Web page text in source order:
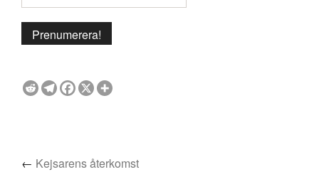
← Kejsarens återkomst